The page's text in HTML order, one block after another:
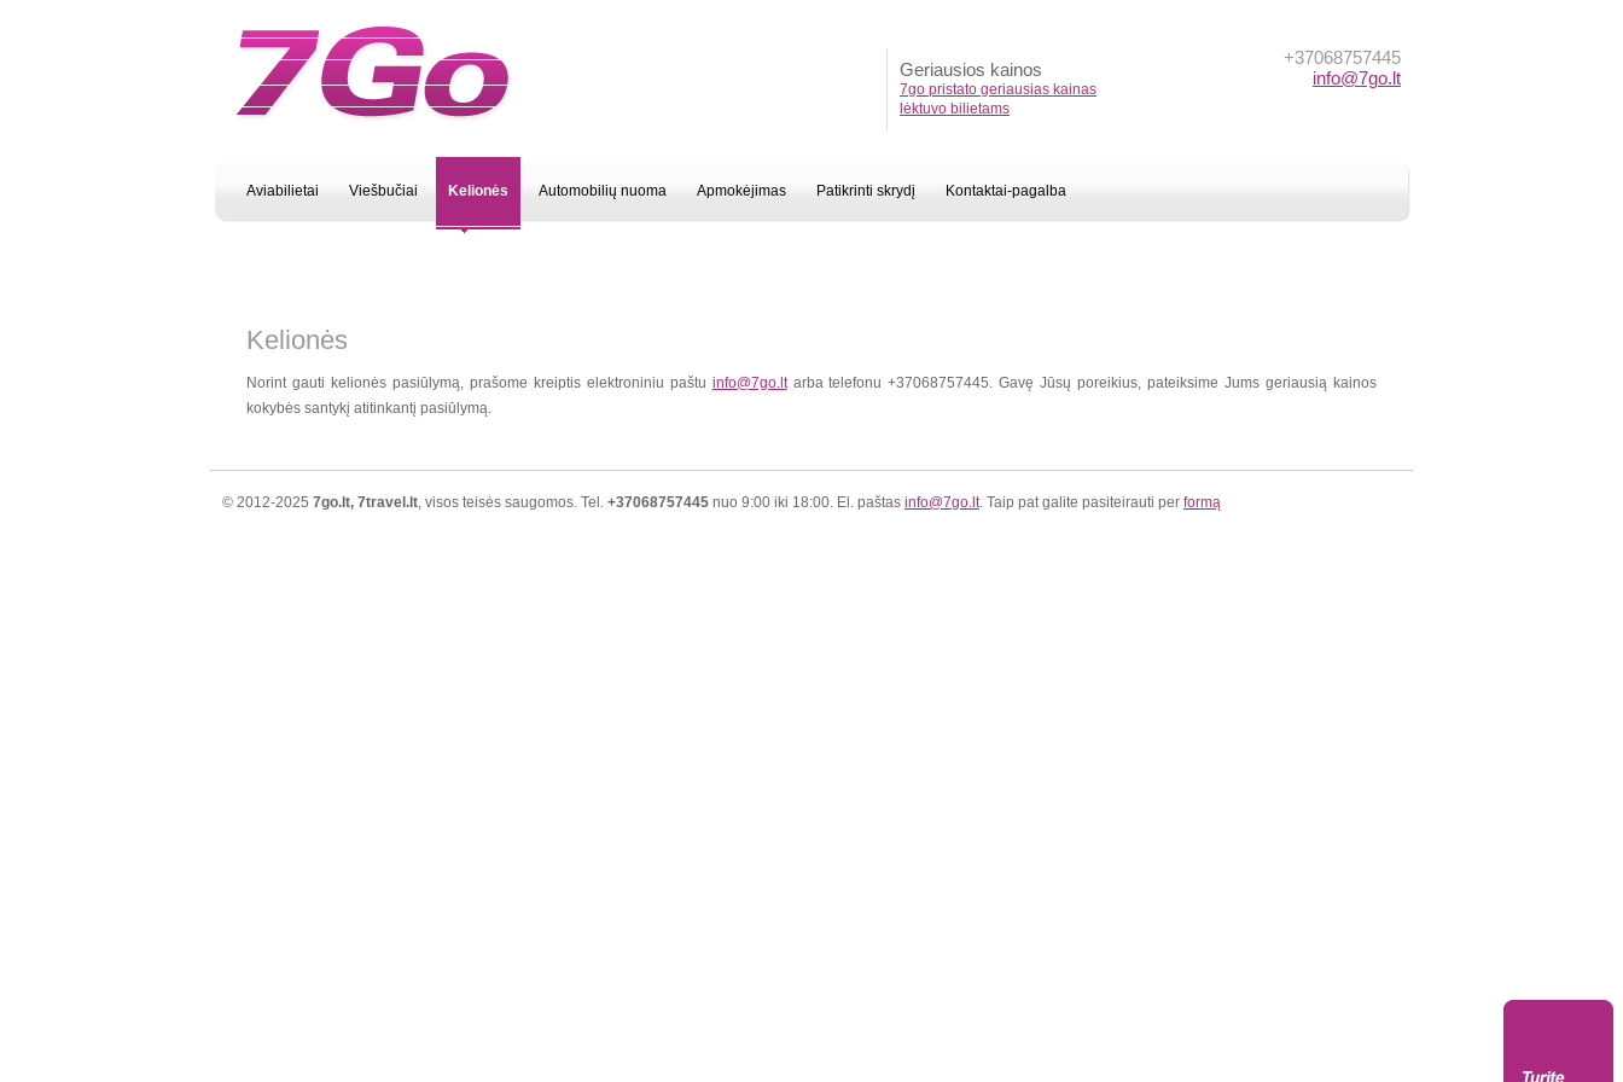
+37068757445
info@7go.lt
Geriausios kainos
7go pristato geriausias kainas
lėktuvo bilietams
Aviabilietai Viešbučiai Kelionės Automobilių nuoma Apmokėjimas Patikrinti skrydį Kontaktai-pagalba
Kelionės
Norint gauti kelionės pasiūlymą, prašome kreiptis elektroniniu paštu info@7go.ltarba telefonu +37068757445. Gavę Jūsų poreikius, pateiksime Jums geriausią kainos
kokybės santykį atitinkantį pasiūlymą.
© 2012-2025 7go.lt, 7travel.lt, visos teisės saugomos. Tel. +37068757445nuo 9:00 iki 18:00. El. paštas info@7go.lt. Taip pat galite pasiteirauti per formą